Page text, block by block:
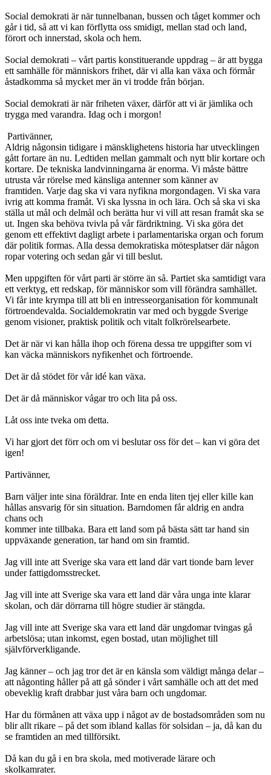
Social demokrati är när tunnelbanan, bussen och tåget kommer och
går i tid, så att vi kan förflytta oss smidigt, mellan stad och land,
förort och innerstad, skola och hem.
Social demokrati – vårt partis konstituerande uppdrag – är att bygga
ett samhälle för människors frihet, där vi alla kan växa och förmår
åstadkomma så mycket mer än vi trodde från början.
Social demokrati är när friheten växer, därför att vi är jämlika och
trygga med varandra. Idag och i morgon!
Partivänner,
Aldrig någonsin tidigare i mänsklighetens historia har utvecklingen
gått fortare än nu. Ledtiden mellan gammalt och nytt blir kortare och
kortare. De tekniska landvinningarna är enorma. Vi måste bättre
utrusta vår rörelse med känsliga antenner som känner av
framtiden. Varje dag ska vi vara nyfikna morgondagen. Vi ska vara
ivrig att komma framåt. Vi ska lyssna in och lära. Och så ska vi ska
ställa ut mål och delmål och berätta hur vi vill att resan framåt ska se
ut. Ingen ska behöva tvivla på vår färdriktning. Vi ska göra det
genom ett effektivt dagligt arbete i parlamentariska organ och forum
där politik formas. Alla dessa demokratiska mötesplatser där någon
ropar votering och sedan går vi till beslut.
Men uppgiften för vårt parti är större än så. Partiet ska samtidigt vara
ett verktyg, ett redskap, för människor som vill förändra samhället.
Vi får inte krympa till att bli en intresseorganisation för kommunalt
förtroendevalda. Socialdemokratin var med och byggde Sverige
genom visioner, praktisk politik och vitalt folkrörelsearbete.
Det är när vi kan hålla ihop och förena dessa tre uppgifter som vi
kan väcka människors nyfikenhet och förtroende.
Det är då stödet för vår idé kan växa.
Det är då människor vågar tro och lita på oss.
Låt oss inte tveka om detta.
Vi har gjort det förr och om vi beslutar oss för det – kan vi göra det
igen!
Partivänner,
Barn väljer inte sina föräldrar. Inte en enda liten tjej eller kille kan
hållas ansvarig för sin situation. Barndomen får aldrig en andra
chans och
kommer inte tillbaka. Bara ett land som på bästa sätt tar hand sin
uppväxande generation, tar hand om sin framtid.
Jag vill inte att Sverige ska vara ett land där vart tionde barn lever
under fattigdomsstrecket.
Jag vill inte att Sverige ska vara ett land där våra unga inte klarar
skolan, och där dörrarna till högre studier är stängda.
Jag vill inte att Sverige ska vara ett land där ungdomar tvingas gå
arbetslösa; utan inkomst, egen bostad, utan möjlighet till
självförverkligande.
Jag känner – och jag tror det är en känsla som väldigt många delar –
att någonting håller på att gå sönder i vårt samhälle och att det med
obeveklig kraft drabbar just våra barn och ungdomar.
Har du förmånen att växa upp i något av de bostadsområden som nu
blir allt rikare – på det som ibland kallas för solsidan – ja, då kan du
se framtiden an med tillförsikt.
Då kan du gå i en bra skola, med motiverade lärare och
skolkamrater.